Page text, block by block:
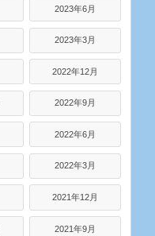
2023年6月
2023年3月
2022年12月
2022年9月
2022年6月
2022年3月
2021年12月
2021年9月